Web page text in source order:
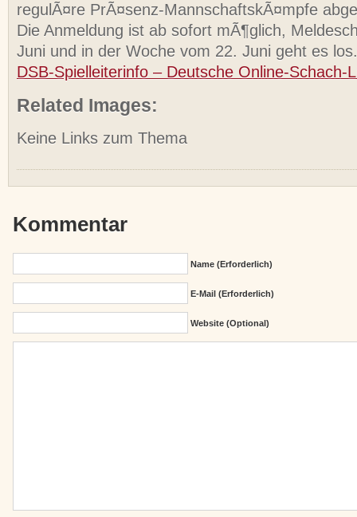
regulÃ¤re PrÃ¤senz-MannschaftskÃ¤mpfe
Die Anmeldung ist ab sofort mÃ¶glich,
Juni und in der Woche vom 22. Juni geht es los.
DSB-Spielleiterinfo – Deutsche Online-Schach-
Related Images:
Keine Links zum Thema
Kommentar
Name (erforderlich)
E-Mail (erforderlich)
Website (Optional)